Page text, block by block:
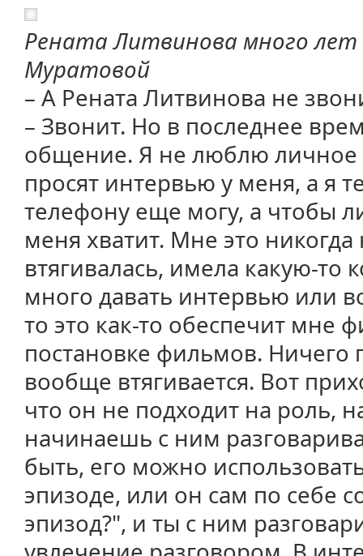
Рената Литвинова много лет
Муратовой
– А Рената Литвинова не
– Звонит. Но в последнее
общение. Я не люблю
просят интервью у меня, а я
телефону еще могу, а чтобы
меня хватит. Мне это
втягивалась, имела какую-то
много давать интервью или
то это как-то обеспечит мне
постановке фильмов. Ничего
вообще втягивается. Вот
что он не подходит на роль,
начинаешь с ним
быть, его можно
эпизоде, или он сам по себе
эпизод?", и ты с ним